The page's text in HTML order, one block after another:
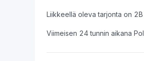
Liikkeellä oleva tarjonta on 2B
Viimeisen 24 tunnin aikana